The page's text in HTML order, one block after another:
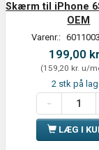
Skærm til iPhone
OEM
Varenr.:
199,00
(159,20 kr. u/
2 stk på
LÆG I